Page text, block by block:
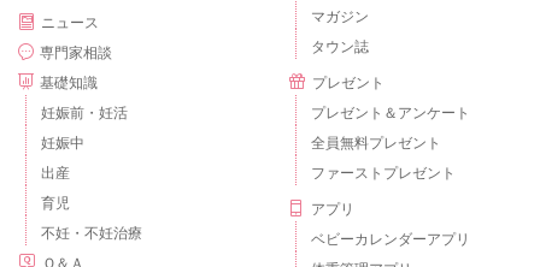
ニュース
専門家相談
基礎知識
妊娠前・妊活
妊娠中
出産
育児
不妊・不妊治療
Ｑ＆Ａ
マガジン
タウン誌
プレゼント
プレゼント＆アンケート
全員無料プレゼント
ファーストプレゼント
アプリ
ベビーカレンダーアプリ